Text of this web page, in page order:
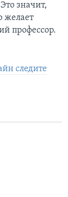
значит,
желает
профессор.
следите